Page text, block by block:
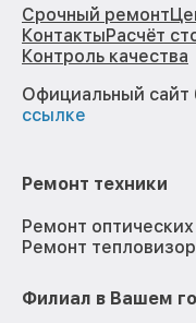
Срочный ремонт
КонтактыРасчёт
Контроль качества
Официальный сайт
ссылке
Ремонт техники
Ремонт
Ремонт
Филиал в Вашем